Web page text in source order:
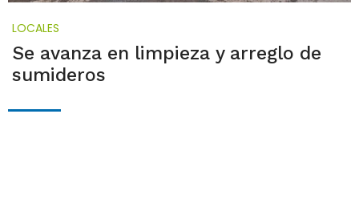
LOCALES
Se avanza en limpieza y arreglo de
sumideros